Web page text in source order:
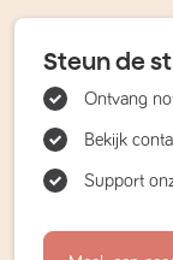
Steun de
Ontvang
Bekijk
Support